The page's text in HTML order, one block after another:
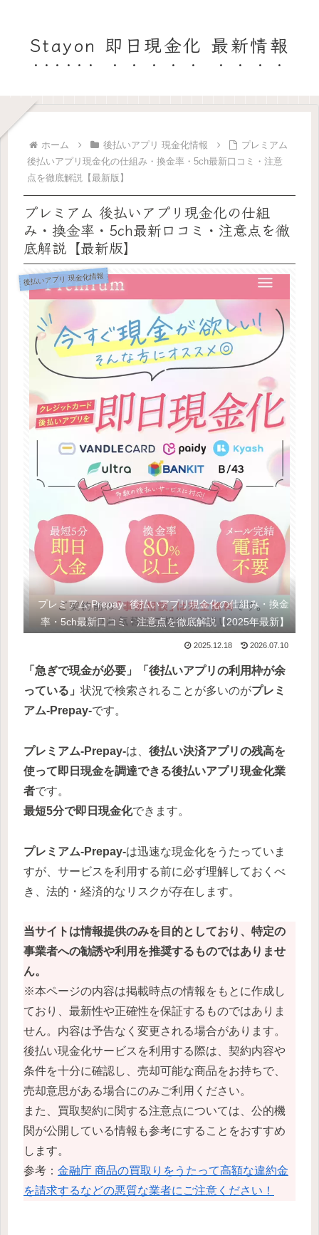
Stayon 即日現金化 最新情報
ホーム 後払いアプリ 現金化情報
プレミアム
後払いアプリ現金化の仕組み・換金率・5ch最新口コミ・注意
点を徹底解説【最新版】
プレミアム 後払いアプリ現金化の仕組
み・換金率・5ch最新口コミ・注意点を徹
底解説【最新版】
後払いアプリ 現金化情報
プレミアム-Prepay- 後払いアプリ現金化の仕組み・換金
率・5ch最新口コミ・注意点を徹底解説【2025年最新】
2025.12.18 2026.07.10
「急ぎで現金が必要」「後払いアプリの利用枠が余
っている」 状況で検索されることが多いのがプレミ
アム-Prepay-です。
プレミアム-Prepay-は、 後払い決済アプリの残高を
使って即日現金を調達できる後払いアプリ現金化業
者です。
最短5分で即日現金化できます。
プレミアム-Prepay-は迅速な現金化をうたっていま
すが、サービスを利用する前に必ず理解しておくべ
き、法的・経済的なリスクが存在します。
当サイトは情報提供のみを目的としており、特定の
事業者への勧誘や利用を推奨するものではありませ
ん。
※本ページの内容は掲載時点の情報をもとに作成し
ており、最新性や正確性を保証するものではありま
せん。内容は予告なく変更される場合があります。
後払い現金化サービスを利用する際は、契約内容や
条件を十分に確認し、売却可能な商品をお持ちで、
売却意思がある場合にのみご利用ください。
また、買取契約に関する注意点については、公的機
関が公開している情報も参考にすることをおすすめ
します。
参考： 金融庁 商品の買取りをうたって高額な違約金
を請求するなどの悪質な業者にご注意ください！